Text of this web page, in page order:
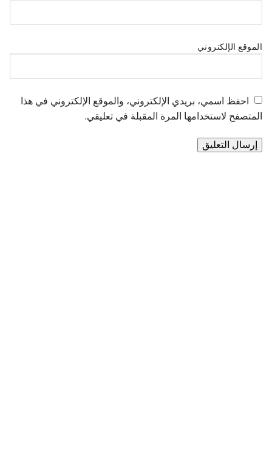
الموقع الإلكتروني
احفظ اسمي، بريدي الإلكتروني، والموقع الإلكتروني في هذا
المتصفح لاستخدامها المرة المقبلة في تعليقي.